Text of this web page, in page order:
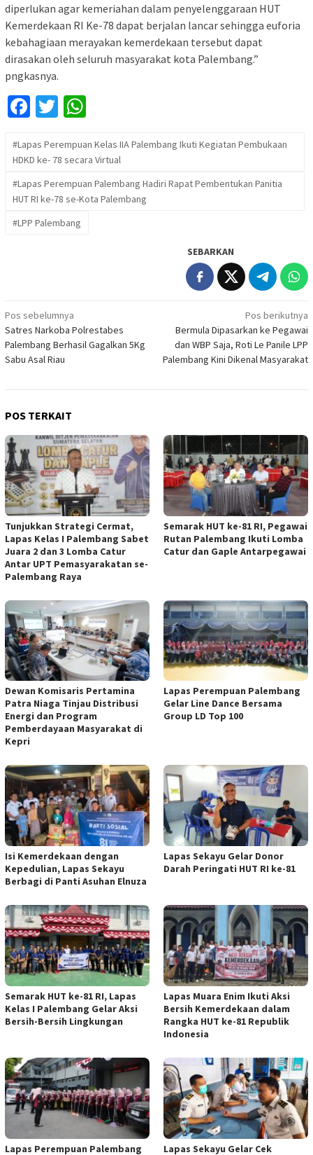
diperlukan agar kemeriahan dalam penyelenggaraan HUT
Kemerdekaan RI Ke-78 dapat berjalan lancar sehingga euforia
kebahagiaan merayakan kemerdekaan tersebut dapat
dirasakan oleh seluruh masyarakat kota Palembang.”
pngkasnya.
Facebook
Twitter
#Lapas Perempuan Kelas IIA Palembang Ikuti Kegiatan Pembukaan
HDKD ke- 78 secara Virtual
#Lapas Perempuan Palembang Hadiri Rapat Pembentukan Panitia
HUT RI ke-78 se-Kota Palembang
#LPP Palembang
SEBARKAN
Navigasi
pos
Pos sebelumnya
Satres Narkoba Polrestabes
Palembang Berhasil Gagalkan 5Kg
Sabu Asal Riau
Pos berikutnya
Bermula Dipasarkan ke Pegawai
dan WBP Saja, Roti Le Panile LPP
Palembang Kini Dikenal Masyarakat
POS TERKAIT
Tunjukkan Strategi Cermat,
Lapas Kelas I Palembang Sabet
Juara 2 dan 3 Lomba Catur
Antar UPT Pemasyarakatan se-
Palembang Raya
Semarak HUT ke-81 RI, Pegawai
Rutan Palembang Ikuti Lomba
Catur dan Gaple Antarpegawai
Dewan Komisaris Pertamina
Patra Niaga Tinjau Distribusi
Energi dan Program
Pemberdayaan Masyarakat di
Kepri
Lapas Perempuan Palembang
Gelar Line Dance Bersama
Group LD Top 100
Isi Kemerdekaan dengan
Kepedulian, Lapas Sekayu
Berbagi di Panti Asuhan Elnuza
Lapas Sekayu Gelar Donor
Darah Peringati HUT RI ke-81
Semarak HUT ke-81 RI, Lapas
Kelas I Palembang Gelar Aksi
Bersih-Bersih Lingkungan
Lapas Muara Enim Ikuti Aksi
Bersih Kemerdekaan dalam
Rangka HUT ke-81 Republik
Indonesia
Lapas Perempuan Palembang Lapas Sekayu Gelar Cek